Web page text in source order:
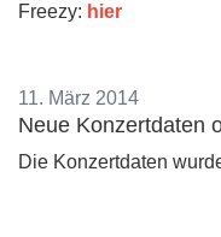
Freezy: hier
11. März 2014
Neue Konzertdaten
Die Konzertdaten